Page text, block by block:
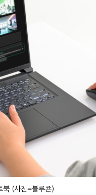
북 (사진=블루죤)